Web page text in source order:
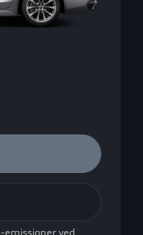
emissioner ved